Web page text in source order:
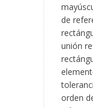
de
unión
orden